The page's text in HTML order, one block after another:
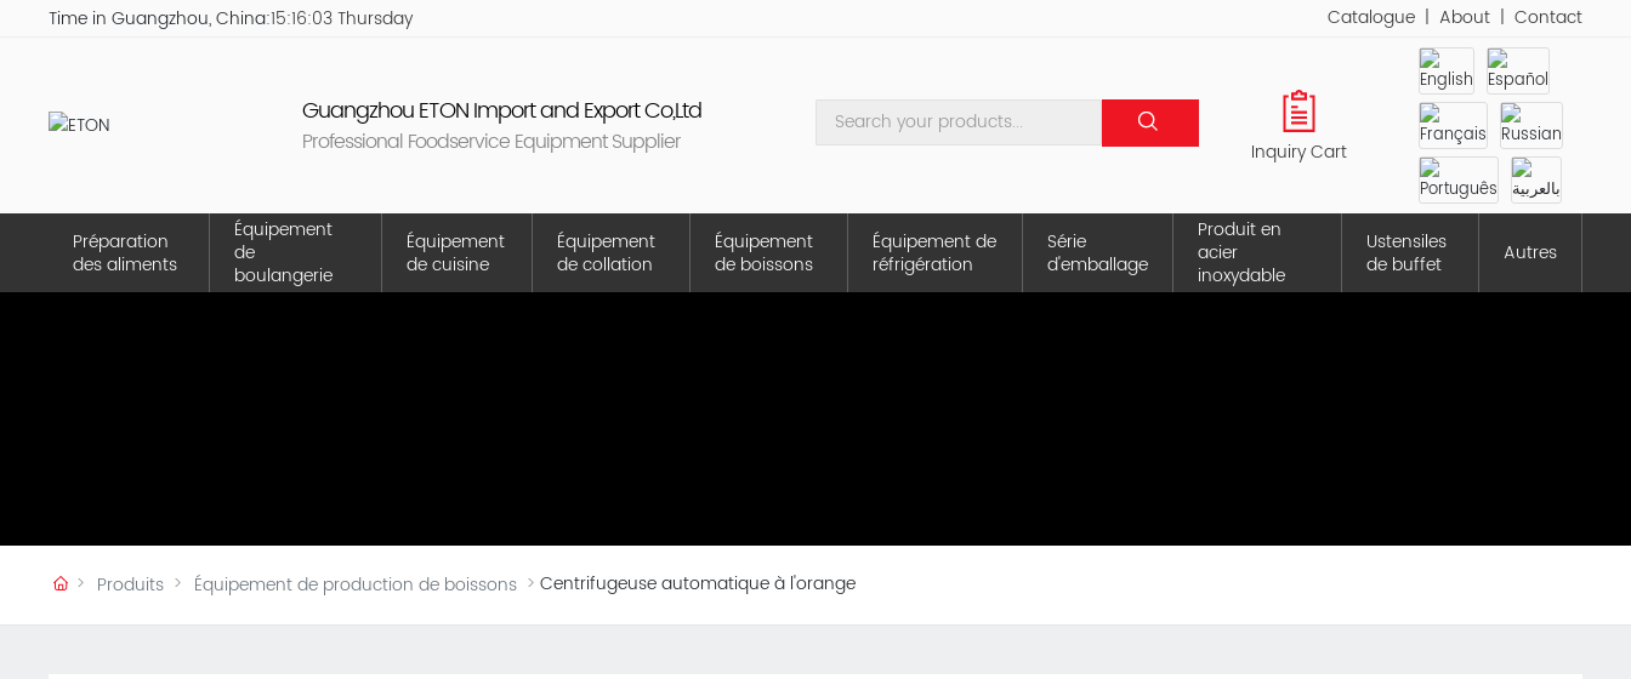
Time in Guangzhou, China:15:16:03 Thursday Catalogue| About| Contact
Guangzhou ETON Import and Export Co,Ltd
Professional Foodservice Equipment Supplier Inquiry Cart
Préparation
des aliments
Équipement
de
boulangerie
Équipement
de cuisine
Équipement
de collation
Équipement
de boissons
Équipement de
réfrigération
Série
d'emballage
Produit en
acier
inoxydable
Ustensiles
de buffet
Autres
Produits Équipement de production de boissons Centrifugeuse automatique à l'orange